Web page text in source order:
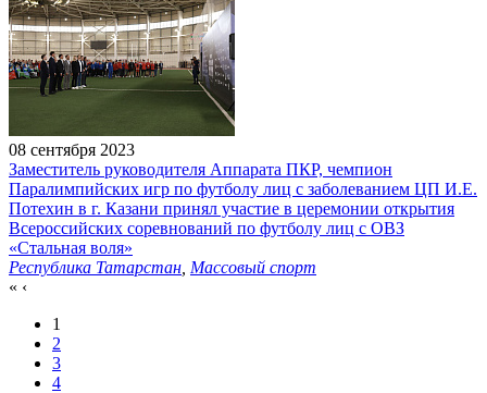
08 сентября 2023
Заместитель руководителя Аппарата ПКР, чемпион
Паралимпийских игр по футболу лиц с заболеванием ЦП И.Е.
Потехин в г. Казани принял участие в церемонии открытия
Всероссийских соревнований по футболу лиц с ОВЗ
«Стальная воля»
Республика Татарстан Массовый спорт
« ‹
1
2
3
4